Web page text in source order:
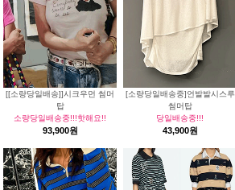
[[소량당일배송]]시크우먼 썸머
탑
소량당일배송중!!!핫해요!!
93,900원
[소량당일배송중]언발발시스루
썸머탑
당일배송중!!!
43,900원